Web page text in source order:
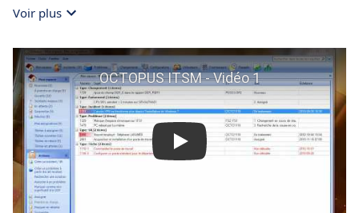
Voir plus